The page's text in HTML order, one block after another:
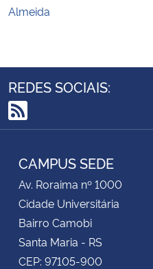
Almeida
REDES SOCIAIS:
RSS
CAMPUS SEDE
Av. Roraima nº 1000
Cidade Universitária
Bairro Camobi
Santa Maria - RS
CEP: 97105-900